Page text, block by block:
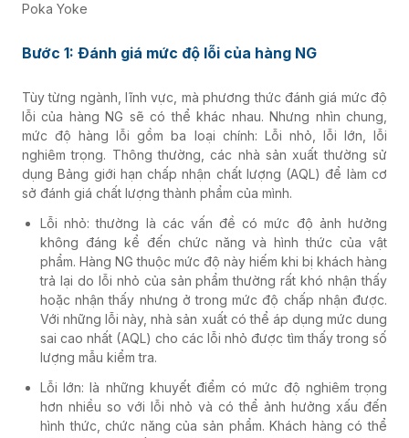
Poka Yoke
Bước 1: Đánh giá mức độ lỗi của hàng NG
Tùy từng ngành, lĩnh vực, mà phương thức đánh giá mức độ
lỗi của hàng NG sẽ có thể khác nhau. Nhưng nhìn chung,
mức độ hàng lỗi gồm ba loại chính: Lỗi nhỏ, lỗi lớn, lỗi
nghiêm trọng. Thông thường, các nhà sản xuất thường sử
dụng Bảng giới hạn chấp nhận chất lượng (AQL) để làm cơ
sở đánh giá chất lượng thành phẩm của mình.
Lỗi nhỏ: thường là các vấn đề có mức độ ảnh hưởng
không đáng kể đến chức năng và hình thức của vật
phẩm. Hàng NG thuộc mức độ này hiếm khi bị khách hàng
trả lại do lỗi nhỏ của sản phẩm thường rất khó nhận thấy
hoặc nhận thấy nhưng ở trong mức độ chấp nhận được.
Với những lỗi này, nhà sản xuất có thể áp dụng mức dung
sai cao nhất (AQL) cho các lỗi nhỏ được tìm thấy trong số
lượng mẫu kiểm tra.
Lỗi lớn: là những khuyết điểm có mức độ nghiêm trọng
hơn nhiều so với lỗi nhỏ và có thể ảnh hưởng xấu đến
hình thức, chức năng của sản phẩm. Khách hàng có thể